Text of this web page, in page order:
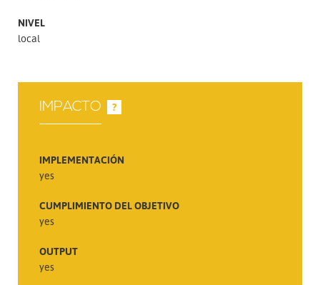
NIVEL
local
IMPACTO ?
IMPLEMENTACIÓN
yes
CUMPLIMIENTO DEL OBJETIVO
yes
OUTPUT
yes